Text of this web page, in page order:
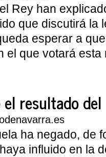
Rey han
que discutirá la
esperar a
el que votará esta
resultado del
ha negado, de
influido en la